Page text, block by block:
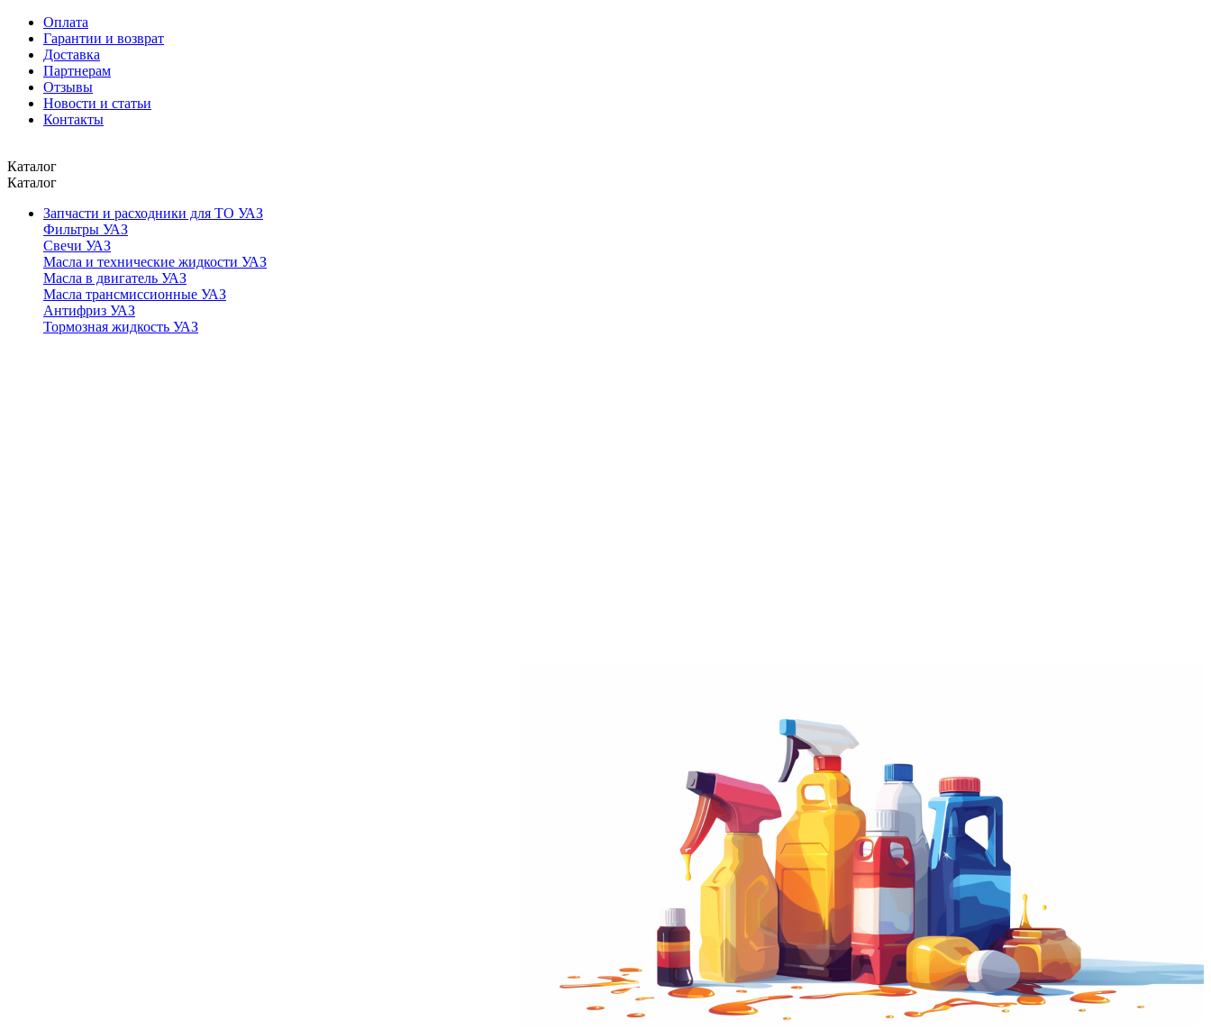
Оплата
Гарантии и возврат
Доставка
Партнерам
Отзывы
Новости и статьи
Контакты
Каталог
Каталог
Запчасти и расходники для ТО УАЗ
Фильтры УАЗ
Свечи УАЗ
Масла и технические жидкости УАЗ
Масла в двигатель УАЗ
Масла трансмиссионные УАЗ
Антифриз УАЗ
Тормозная жидкость УАЗ